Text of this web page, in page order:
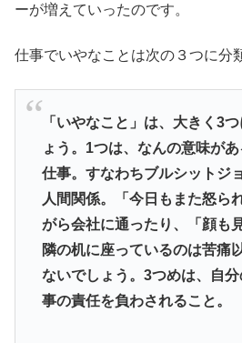
ーが増えていったのです。
仕事でいやなことは次の３つに分
「いやなこと」は、 大きく3
ょう。1つは、 なんの意味が
仕事。 すなわちブルシットジ
人間関係。「 今日もまた怒ら
がら会社に通ったり、「 顔も
隣の机に座っているのは苦痛
ないでしょ う。3つめは、
自
事の責任を負わされること。